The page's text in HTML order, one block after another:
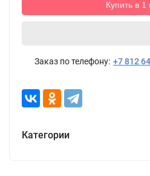
Купить в 1
Заказ по телефону: +7 812
Категории